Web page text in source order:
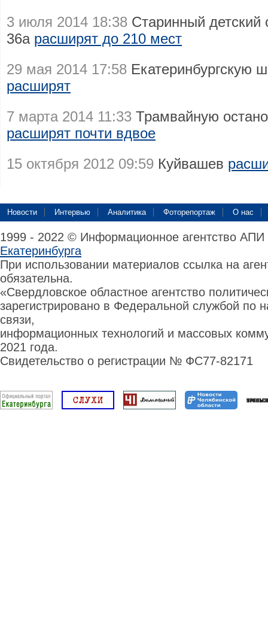
3 июля 2014 18:38 Старинный детский
36а расширят до 210 мест
29 мая 2014 17:58 Екатеринбургскую
расширят
7 марта 2014 11:33 Трамвайную
расширят почти вдвое
15 октября 2012 09:59 Куйвашев
Новости Интервью Аналитика Фоторепортаж О нас
1999 - 2022 © Информационное агентство
Екатеринбурга
При использовании материалов ссылка на
обязательна.
«Свердловское областное агентство
зарегистрировано в Федеральной службой по
связи,
информационных технологий и массовых
2021 года.
Свидетельство о регистрации № ФС77-82171